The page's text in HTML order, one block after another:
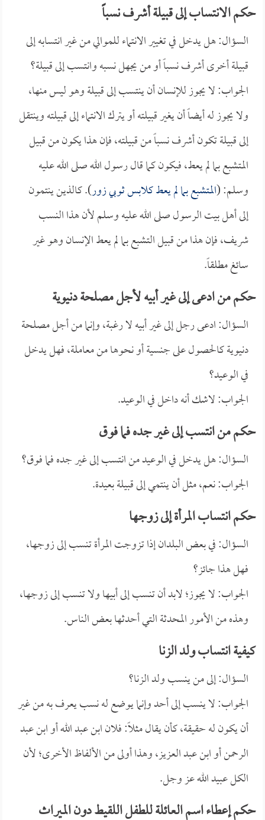
حكم الانتساب إلى قبيلة أشرف نسباً
السؤال: هل يدخل في تغيير الانتماء للموالي من غير انتسابه إلى
قبيلة أخرى أشرف نسباً أو من يجهل نسبه وانتسب إلى قبيلة؟
الجواب: لا يجوز للإنسان أن ينتسب إلى قبيلة وهو ليس منها،
ولا يجوز له أيضاً أن يغير قبيلته أو يترك الانتماء إلى قبيلته وينتقل
إلى قبيلة تكون أشرف نسباً من قبيلته، فإن هذا يكون من قبيل
المتشبع بما لم يعط، فيكون كما قال رسول الله صلى الله عليه
وسلم: (المتشبع بما لم يعط كلابس ثوبي زور). كالذين ينتمون
إلى أهل بيت الرسول صلى الله عليه وسلم لأن هذا النسب
شريف، فإن هذا من قبيل التشبع بما لم يعط الإنسان وهو غير
سائغ مطلقاً.
حكم من ادعى إلى غير أبيه لأجل مصلحة دنيوية
السؤال: ادعى رجل إلى غير أبيه لا رغبة، وإنما من أجل مصلحة
دنيوية كالحصول على جنسية أو نحوها من معاملة، فهل يدخل
في الوعيد؟
الجواب: لاشك أنه داخل في الوعيد.
حكم من انتسب إلى غير جده فما فوق
السؤال: هل يدخل في الوعيد من انتسب إلى غير جده فما فوق؟
الجواب: نعم، مثل أن ينتمي إلى قبيلة بعيدة.
حكم انتساب المرأة إلى زوجها
السؤال: في بعض البلدان إذا تزوجت المرأة تنسب إلى زوجها،
فهل هذا جائز؟
الجواب: لا يجوز؛ لابد أن تنسب إلى أبيها ولا تنسب إلى زوجها،
وهذه من الأمور المحدثة التي أحدثها بعض الناس.
كيفية انتساب ولد الزنا
السؤال: إلى من ينسب ولد الزنا؟
الجواب: لا ينسب إلى أحد وإنما يوضع له نسب يعرف به من غير
أن يكون له حقيقة، كأن يقال مثلاً: فلان ابن عبد الله أو ابن عبد
الرحمن أو ابن عبد العزيز، وهذا أولى من الألفاظ الأخرى؛ لأن
الكل عبيد الله عز وجل.
حكم إعطاء اسم العائلة للطفل اللقيط دون الميراث